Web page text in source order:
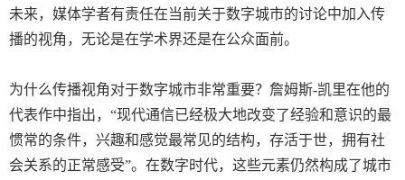
未来，媒体学者有责任在当前关于数字城市的讨论中加入传
播的视角，无论是在学术界还是在公众面前。
为什么传播视角对于数字城市非常重要？詹姆斯-凯里在他的
代表作中指出，“现代通信已经极大地改变了经验和意识的最
惯常的条件，兴趣和感觉最常见的结构，存活于世，拥有社
会关系的正常感受”。在数字时代，这些元素仍然构成了城市